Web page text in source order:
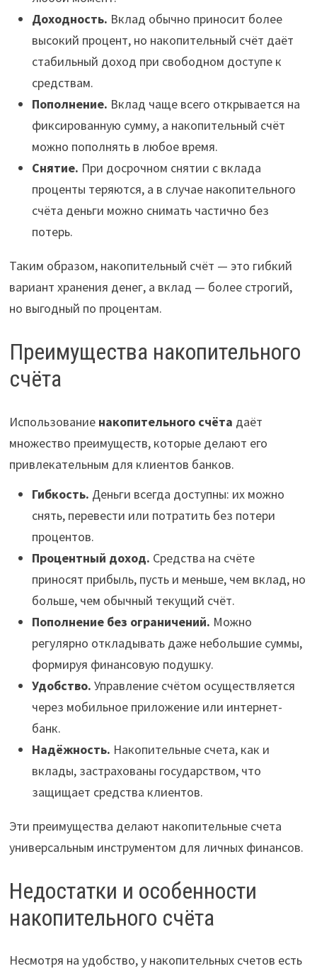
Доходность. Вклад обычно приносит более
высокий процент, но накопительный счёт даёт
стабильный доход при свободном доступе к
средствам.
Пополнение. Вклад чаще всего открывается на
фиксированную сумму, а накопительный счёт
можно пополнять в любое время.
Снятие. При досрочном снятии с вклада
проценты теряются, а в случае накопительного
счёта деньги можно снимать частично без
потерь.
Таким образом, накопительный счёт — это гибкий
вариант хранения денег, а вклад — более строгий,
но выгодный по процентам.
Преимущества накопительного
счёта
Использование накопительного счёта даёт
множество преимуществ, которые делают его
привлекательным для клиентов банков.
Гибкость. Деньги всегда доступны: их можно
снять, перевести или потратить без потери
процентов.
Процентный доход. Средства на счёте
приносят прибыль, пусть и меньше, чем вклад, но
больше, чем обычный текущий счёт.
Пополнение без ограничений. Можно
регулярно откладывать даже небольшие суммы,
формируя финансовую подушку.
Удобство. Управление счётом осуществляется
через мобильное приложение или интернет-
банк.
Надёжность. Накопительные счета, как и
вклады, застрахованы государством, что
защищает средства клиентов.
Эти преимущества делают накопительные счета
универсальным инструментом для личных финансов.
Недостатки и особенности
накопительного счёта
Несмотря на удобство, у накопительных счетов есть